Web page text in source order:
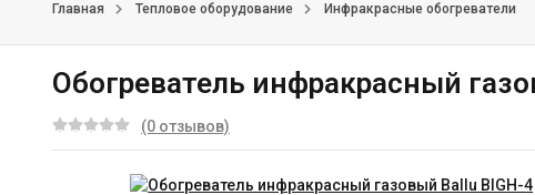
Главная Тепловое оборудование Инфракрасные обогреватели
Обогреватель инфракрасный
(0 отзывов)